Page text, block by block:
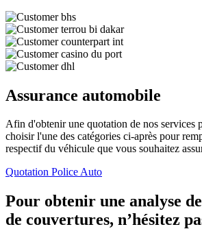
Assurance automobile
Afin d'obtenir une quotation de nos services
choisir l'une des catégories ci-après pour
respectif du véhicule que vous souhaitez
Quotation Police Auto
Pour obtenir une analyse
de couvertures, n’hésitez